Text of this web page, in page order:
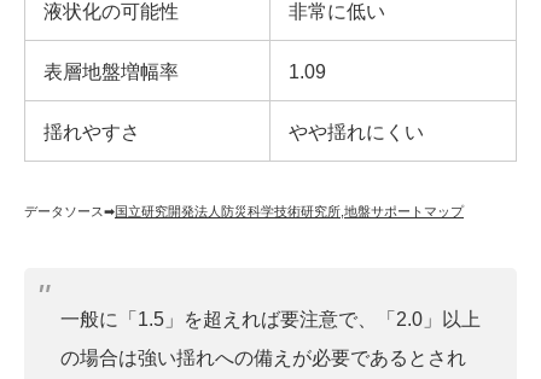
液状化の可能性 非常に低い
表層地盤増幅率 1.09
揺れやすさ やや揺れにくい
データソース➡︎国立研究開発法人防災科学技術研究所 地盤サポートマップ
一般に「1.5」を超えれば要注意で、「2.0」以上
の場合は強い揺れへの備えが必要であるとされ